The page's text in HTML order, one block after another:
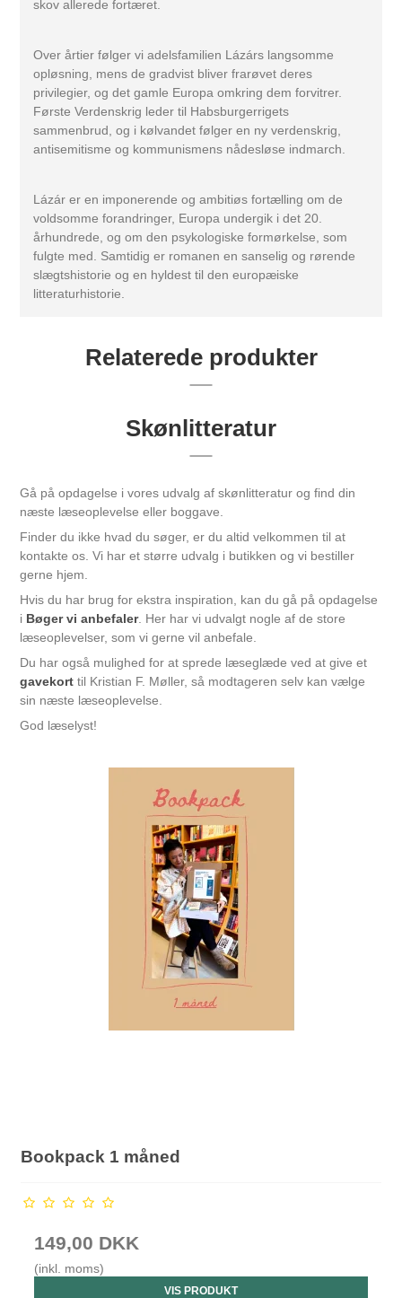
skov allerede fortæret.
Over årtier følger vi adelsfamilien Lázárs langsomme
opløsning, mens de gradvist bliver frarøvet deres
privilegier, og det gamle Europa omkring dem forvitrer.
Første Verdenskrig leder til Habsburgerrigets
sammenbrud, og i kølvandet følger en ny verdenskrig,
antisemitisme og kommunismens nådesløse indmarch.
Lázár er en imponerende og ambitiøs fortælling om de
voldsomme forandringer, Europa undergik i det 20.
århundrede, og om den psykologiske formørkelse, som
fulgte med. Samtidig er romanen en sanselig og rørende
slægtshistorie og en hyldest til den europæiske
litteraturhistorie.
Relaterede produkter
Skønlitteratur
Gå på opdagelse i vores udvalg af skønlitteratur og find din
næste læseoplevelse eller boggave.
Finder du ikke hvad du søger, er du altid velkommen til at
kontakte os. Vi har et større udvalg i butikken og vi bestiller
gerne hjem.
Hvis du har brug for ekstra inspiration, kan du gå på opdagelse
i Bøger vi anbefaler. Her har vi udvalgt nogle af de store
læseoplevelser, som vi gerne vil anbefale.
Du har også mulighed for at sprede læseglæde ved at give et
gavekort til Kristian F. Møller, så modtageren selv kan vælge
sin næste læseoplevelse.
God læselyst!
Bookpack 1 måned
149,00 DKK
(inkl. moms)
VIS PRODUKT